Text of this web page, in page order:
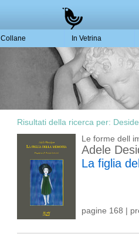
Collane In Vetrina
Risultati della ricerca per:
Le forme dell
Adele
La figlia
pagine 168 |